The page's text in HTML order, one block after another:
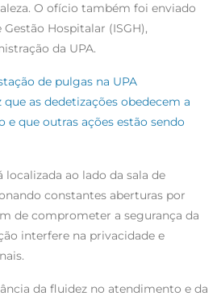
O ofício também foi enviado
Hospitalar (ISGH),
da UPA.
de pulgas na UPA
que as dedetizações obedecem a
que outras ações estão sendo
ao lado da sala de
constantes aberturas por
de comprometer a segurança da
interfere na privacidade e
da fluidez no atendimento e da